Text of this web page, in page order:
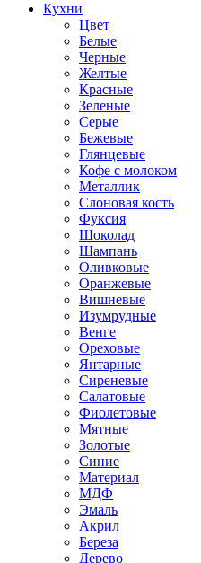
Кухни
Цвет
Белые
Черные
Желтые
Красные
Зеленые
Серые
Бежевые
Глянцевые
Кофе с молоком
Металлик
Слоновая кость
Фуксия
Шоколад
Шампань
Оливковые
Оранжевые
Вишневые
Изумрудные
Венге
Ореховые
Янтарные
Сиреневые
Салатовые
Фиолетовые
Мятные
Золотые
Синие
Материал
МДФ
Эмаль
Акрил
Береза
Дерево